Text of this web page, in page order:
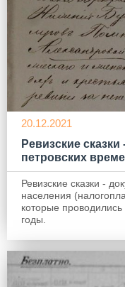
20.12.2021
Ревизские
петровских
Ревизские сказки -
населения
которые
годы.